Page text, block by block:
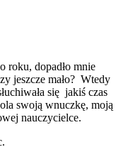
roku, dopadło mnie
jeszcze mało? Wtedy
się jakiś czas
swoją wnuczkę, moją
nauczycielce.